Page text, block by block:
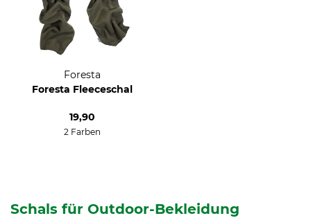
Foresta
Foresta Fleeceschal
19,90
2 Farben
Schals für Outdoor-Bekleidung